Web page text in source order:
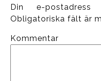
Din e-
Obligatoriska fält är